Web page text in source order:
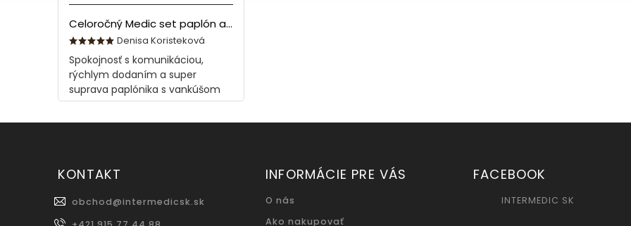
Celoročný Medic set paplón a vankúš z bavlny
Denisa Koristeková
Spokojnosť s komunikáciou,
rýchlym dodaním a super
suprava paplónika s vankúšom
KONTAKT
obchod@intermedicsk.sk
INFORMÁCIE PRE VÁS
O nás
Ako nakupovať
FACEBOOK
INTERMEDIC SK